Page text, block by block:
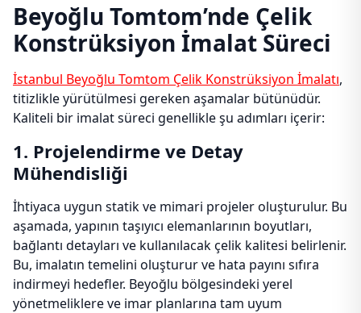
Beyoğlu Tomtom’nde Çelik
Konstrüksiyon İmalat Süreci
İstanbul Beyoğlu Tomtom Çelik Konstrüksiyon İmalatı,
titizlikle yürütülmesi gereken aşamalar bütünüdür.
Kaliteli bir imalat süreci genellikle şu adımları içerir:
1. Projelendirme ve Detay
Mühendisliği
İhtiyaca uygun statik ve mimari projeler oluşturulur. Bu
aşamada, yapının taşıyıcı elemanlarının boyutları,
bağlantı detayları ve kullanılacak çelik kalitesi belirlenir.
Bu, imalatın temelini oluşturur ve hata payını sıfıra
indirmeyi hedefler. Beyoğlu bölgesindeki yerel
yönetmeliklere ve imar planlarına tam uyum